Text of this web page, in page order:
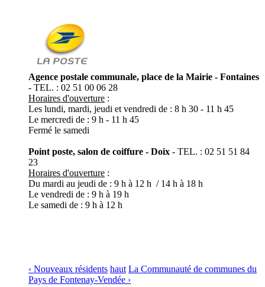
Agence postale communale, place de la Mairie - Fontaines
- TEL. : 02 51 00 06 28
Horaires d'ouverture :
Les lundi, mardi, jeudi et vendredi de : 8 h 30 - 11 h 45
Le mercredi de : 9 h - 11 h 45
Fermé le samedi
Point poste, salon de coiffure - Doix - TEL. : 02 51 51 84
23
Horaires d'ouverture :
Du mardi au jeudi de : 9 h à 12 h / 14 h à 18 h
Le vendredi de : 9 h à 19 h
Le samedi de : 9 h à 12 h
‹ Nouveaux résidents haut La Communauté de communes du
Pays de Fontenay-Vendée ›